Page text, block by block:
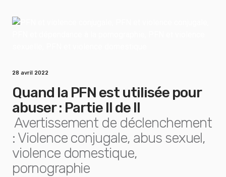
28 avril 2022
Quand la PFN est utilisée pour
abuser : Partie II de II
Avertissement de déclenchement
: Violence conjugale, abus sexuel,
violence domestique,
pornographie